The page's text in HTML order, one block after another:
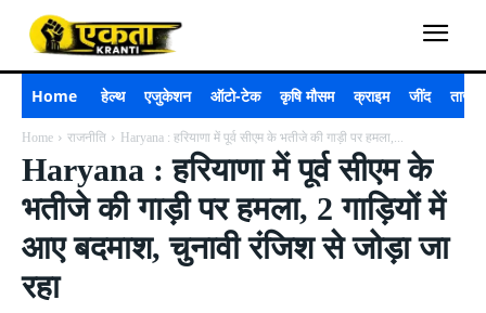
Home हेल्थ एजुकेशन ऑटो-टेक कृषि मौसम क्राइम जींद ताजा
Home राजनीति Haryana : हरियाणा में पूर्व सीएम के भतीजे की गाड़ी पर हमला,...
Haryana : हरियाणा में पूर्व सीएम के
भतीजे की गाड़ी पर हमला, 2 गाड़ियों में
आए बदमाश, चुनावी रंजिश से जोड़ा जा
रहा